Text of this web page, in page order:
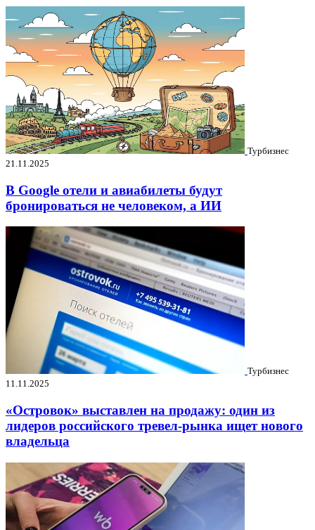
Турбизнес
21.11.2025
В Google отели и авиабилеты будут
бронироваться не человеком, а ИИ
Турбизнес
11.11.2025
«Островок» выставлен на продажу: один из
лидеров российского тревел-рынка ищет нового
владельца